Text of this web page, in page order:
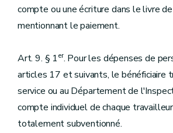
compte ou une écriture dans le livre
mentionnant le paiement.
Art. 9. § 1er. Pour les dépenses de
articles 17 et suivants, le bénéficiaire
service ou au Département de
compte individuel de chaque
totalement subventionné.